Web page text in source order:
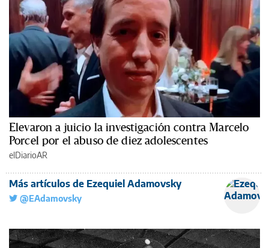
Elevaron a juicio la investigación contra Marcelo
Porcel por el abuso de diez adolescentes
elDiarioAR
Más artículos de Ezequiel Adamovsky
@EAdamovsky